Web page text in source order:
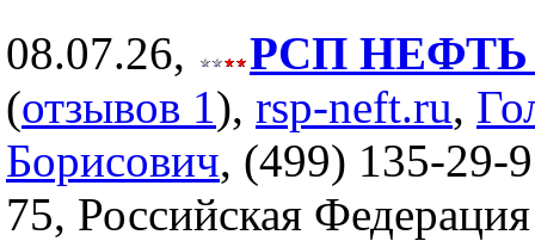
08.07.26,
РСП НЕФТЬ
(отзывов 1), rsp-neft.ru,
Борисович, (499) 135-29-
75, Российская Федерация